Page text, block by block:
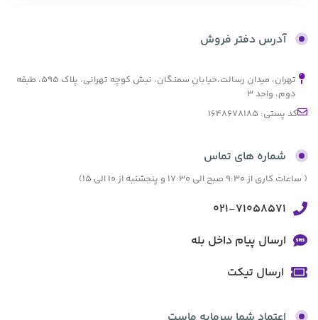
آدرس دفتر فروش
تهران، میدان رسالت،خیابان سمنگان، نبش کوچه تهرانی، پلاک ۵۹۵، طبقه
دوم، واحد ۳
کد پستی: 1648678185
شماره های تماس
( ساعات کاری از 9:30 صبح الی 17:30 و پنجشنبه از 10 الی 15)
021-71058571
ارسال پیام داخل بله
ارسال تیکت